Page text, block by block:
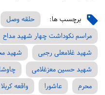
برچسب ها: حلقه وصل
مراسم نکوداشت چهار شهید مداح
شهید غلامعلی رجبی
شهید
شهید حسین معزغلامی
محرم
عاشورا واقعه کربلا